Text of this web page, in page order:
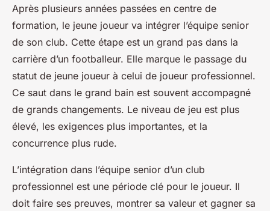
Après plusieurs années passées en centre de
formation, le jeune joueur va intégrer l’équipe senior
de son club. Cette étape est un grand pas dans la
carrière d’un footballeur. Elle marque le passage du
statut de jeune joueur à celui de joueur professionnel.
Ce saut dans le grand bain est souvent accompagné
de grands changements. Le niveau de jeu est plus
élevé, les exigences plus importantes, et la
concurrence plus rude.
L’intégration dans l’équipe senior d’un club
professionnel est une période clé pour le joueur. Il
doit faire ses preuves, montrer sa valeur et gagner sa